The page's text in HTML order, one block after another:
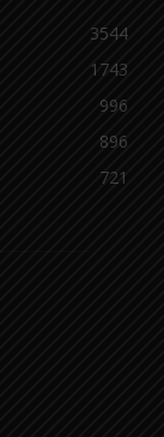
3544
1743
996
896
721